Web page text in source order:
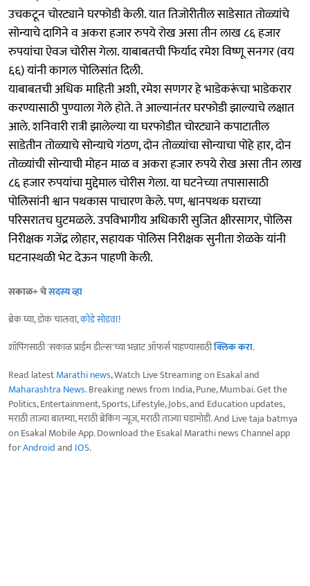
उचकटून चोरट्याने घरफोडी केली. यात तिजोरीतील साडेसात तोळ्यांचे
सोन्याचे दागिने व अकरा हजार रुपये रोख असा तीन लाख ८६ हजार
रुपयांचा ऐवज चोरीस गेला. याबाबतची फिर्याद रमेश विष्णू सनगर (वय
६६) यांनी कागल पोलिसांत दिली.
याबाबतची अधिक माहिती अशी, रमेश सणगर हे भाडेकरूंचा भाडेकरार
करण्यासाठी पुण्याला गेले होते. ते आल्यानंतर घरफोडी झाल्याचे लक्षात
आले. शनिवारी रात्री झालेल्या या घरफोडीत चोरट्याने कपाटातील
साडेतीन तोळ्याचे सोन्याचे गंठण, दोन तोळ्यांचा सोन्याचा पोहे हार, दोन
तोळ्यांची सोन्याची मोहन माळ व अकरा हजार रुपये रोख असा तीन लाख
८६ हजार रुपयांचा मुद्देमाल चोरीस गेला. या घटनेच्या तपासासाठी
पोलिसांनी श्वान पथकास पाचारण केले. पण, श्वानपथक घराच्या
परिसरातच घुटमळले. उपविभागीय अधिकारी सुजित क्षीरसागर, पोलिस
निरीक्षक गजेंद्र लोहार, सहायक पोलिस निरीक्षक सुनीता शेळके यांनी
घटनास्थळी भेट देऊन पाहणी केली.
सकाळ+ चेसदस्य व्हा
ब्रेक घ्या, डोकं चालवा,कोडे सोडवा!
शॉपिंगसाठी 'सकाळ प्राईम डील्स'च्या भन्नाट ऑफर्स पाहण्यासाठीक्लिक करा.
Read latestMarathi news, Watch Live Streaming on Esakal and
Maharashtra News. Breaking news from India, Pune, Mumbai. Get the
Politics, Entertainment, Sports, Lifestyle, Jobs, and Education updates,
मराठी ताज्या बातम्या, मराठी ब्रेकिंग न्यूज, मराठी ताज्या घडामोडी. And Live taja batmya
on Esakal Mobile App. Download the Esakal Marathi news Channel app
forAndroidand IOS.